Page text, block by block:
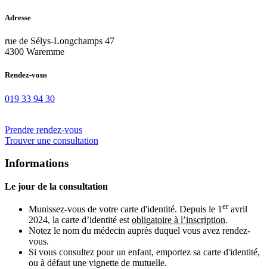
Adresse
rue de Sélys-Longchamps 47
4300 Waremme
Rendez-vous
019 33 94 30
Prendre rendez-vous
Trouver une consultation
Informations
Le jour de la consultation
Munissez-vous de votre carte d'identité. Depuis le 1 eravril
2024, la carte d’identité est obligatoire à l’inscription.
Notez le nom du médecin auprès duquel vous avez rendez-
vous.
Si vous consultez pour un enfant, emportez sa carte d'identité,
ou à défaut une vignette de mutuelle.